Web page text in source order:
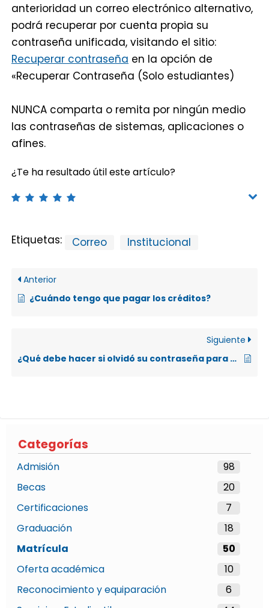
Categorías
Admisión
98
Becas
20
Certificaciones
7
Graduación
18
Matrícula
50
Oferta académica
10
Reconocimiento y equiparación
6
anterioridad un correo electrónico alternativo,
podrá recuperar por cuenta propia su
contraseña unificada, visitando el sitio:
Recuperar contraseña en la opción de
«Recuperar Contraseña (Solo estudiantes)
NUNCA comparta o remita por ningún medio
las contraseñas de sistemas, aplicaciones o
afines.
¿Te ha resultado útil este artículo?
Etiquetas: Correo Institucional
Anterior
¿Cuándo tengo que pagar los créditos?
Siguiente
¿Qué debe hacer si olvidó su contraseña para el sistema de Matrícula o desea obtenerla por primera vez?